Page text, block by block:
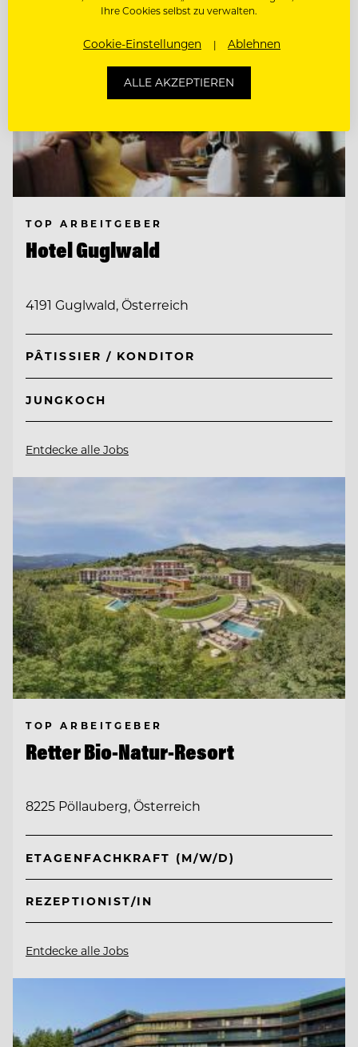
TOP ARBEITGEBER
Hotel Guglwald
4191 Guglwald, Österreich
PÂTISSIER / KONDITOR
JUNGKOCH
Entdecke alle Jobs
TOP ARBEITGEBER
Retter Bio-Natur-Resort
8225 Pöllauberg, Österreich
ETAGENFACHKRAFT (M/W/D)
REZEPTIONIST/IN
Entdecke alle Jobs
Ihre Cookies selbst zu verwalten.
Cookie-Einstellungen Ablehnen
ALLE AKZEPTIEREN